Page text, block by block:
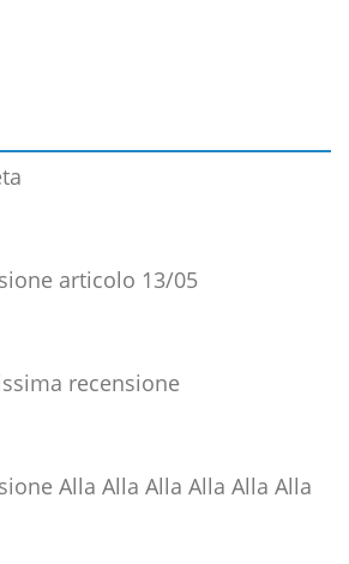
articolo 13/05
recensione
Alla Alla Alla Alla Alla Alla